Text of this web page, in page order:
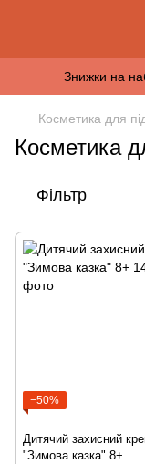
Знижки на
Косметика для
Косметика
Фільтр
−50%
Дитячий захисний
"Зимова казка" 8+